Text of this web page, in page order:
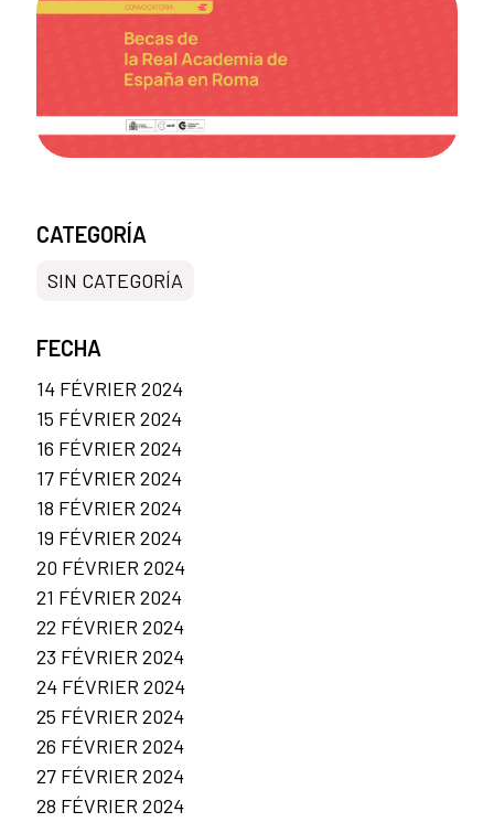
CATEGORÍA
SIN CATEGORÍA
FECHA
14 FÉVRIER 2024
15 FÉVRIER 2024
16 FÉVRIER 2024
17 FÉVRIER 2024
18 FÉVRIER 2024
19 FÉVRIER 2024
20 FÉVRIER 2024
21 FÉVRIER 2024
22 FÉVRIER 2024
23 FÉVRIER 2024
24 FÉVRIER 2024
25 FÉVRIER 2024
26 FÉVRIER 2024
27 FÉVRIER 2024
28 FÉVRIER 2024